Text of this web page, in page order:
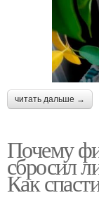
читать дальше →
Почему
сбросил
Как